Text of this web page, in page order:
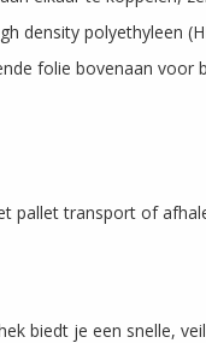
density polyethyleen
folie bovenaan voor
pallet transport of
biedt je een snelle,